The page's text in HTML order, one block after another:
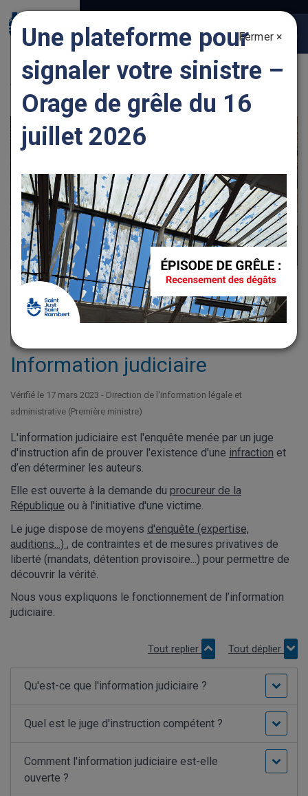
VOIRIE
Information judiciaire
Vérifié le 17 mars 2023 - Direction de l'information légale et
administrative (Première ministre)
L'information judiciaire est l'enquête menée par un juge
d'instruction afin de prouver l'existence d'une infraction et
d’en déterminer les auteurs.
Elle est ouverte à la demande du procureur de la
République ou à l'initiative d'une victime.
Le juge dispose de moyens d'enquête (expertise,
auditions...) , de contraintes et de mesures privatives de
liberté (mandats, détention provisoire...) pour permettre de
découvrir la vérité.
Nous vous expliquons le fonctionnement de l’information
judiciaire.
Tout replier Tout déplier
Qu'est-ce que l'information judiciaire ?
Quel est le juge d'instruction compétent ?
Comment l'information judiciaire est-elle
ouverte ?
Fermer ×
Une plateforme pour
signaler votre sinistre –
Orage de grêle du 16
juillet 2026